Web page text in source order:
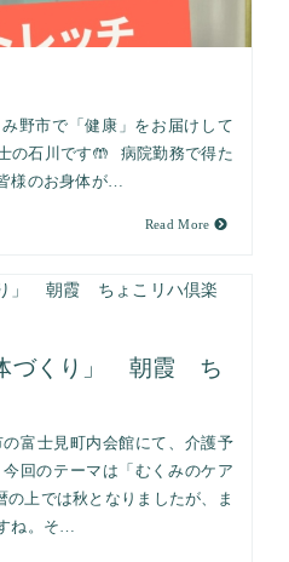
野市で「健康」をお届けして
の石川です🤲 病院勤務で得た
様のお身体が…
Read More
体づくり」 朝霞 ち
富士見町内会館にて、介護予
回のテーマは「むくみのケア
の上では秋となりましたが、ま
ね。そ…